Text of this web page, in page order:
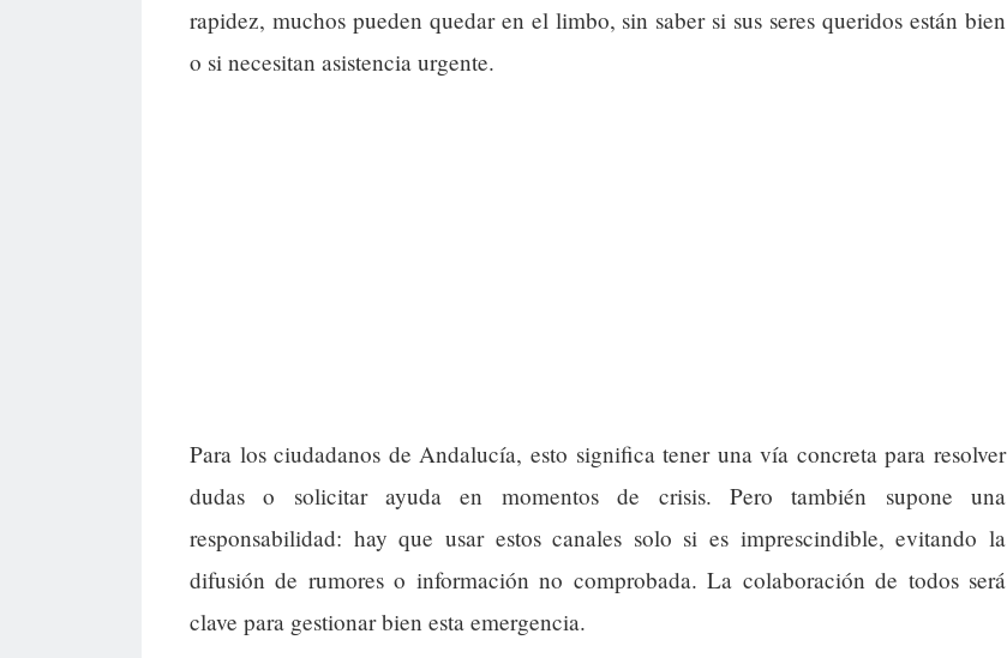
rapidez, muchos pueden quedar en el limbo, sin saber si sus seres queridos están bien
o si necesitan asistencia urgente.
Para los ciudadanos de Andalucía, esto significa tener una vía concreta para resolver
dudas o solicitar ayuda en momentos de crisis. Pero también supone una
responsabilidad: hay que usar estos canales solo si es imprescindible, evitando la
difusión de rumores o información no comprobada. La colaboración de todos será
clave para gestionar bien esta emergencia.